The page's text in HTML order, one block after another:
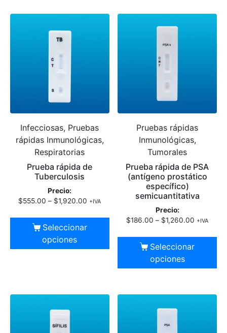
Infecciosas, Pruebas
rápidas Inmunológicas,
Respiratorias
Prueba rápida de
Tuberculosis
Precio:
$555.00 – $1,920.00 +IVA
Seleccionar
opciones
Pruebas rápidas
Inmunológicas,
Tumorales
Prueba rápida de PSA
(antígeno prostático
específico)
semicuantitativa
Precio:
$186.00 – $1,260.00 +IVA
Seleccionar
opciones